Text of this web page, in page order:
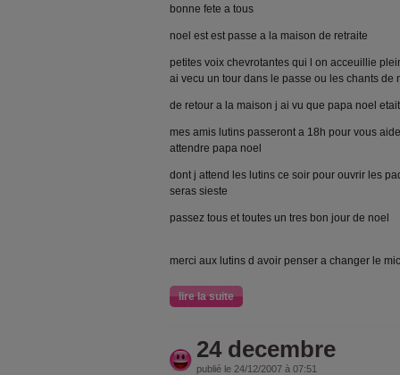
bonne fete a tous
noel est est passe a la maison de retraite
petites voix chevrotantes qui l on acceuillie
ai vecu un tour dans le passe ou les chants de
de retour a la maison j ai vu que papa noel
mes amis lutins passeront a 18h pour vous
attendre papa noel
dont j attend les lutins ce soir pour ouvrir les
seras sieste
passez tous et toutes un tres bon jour de noel
merci aux lutins d avoir penser a changer le
lire la suite
24 decembre
publié le 24/12/2007 à 07:51